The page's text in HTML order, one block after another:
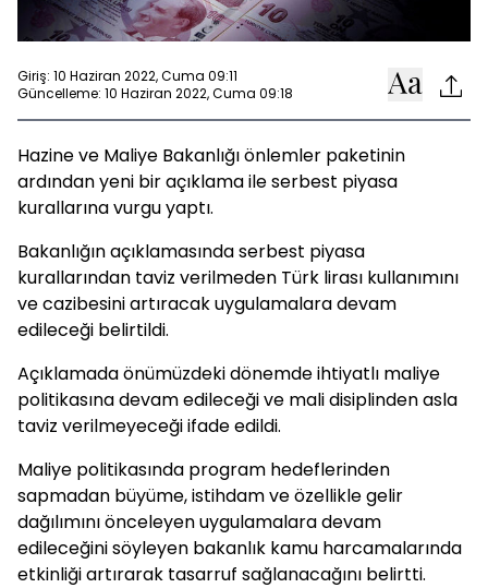
Giriş: 10 Haziran 2022, Cuma 09:11
Güncelleme: 10 Haziran 2022, Cuma 09:18
Hazine ve Maliye Bakanlığı önlemler paketinin
ardından yeni bir açıklama ile serbest piyasa
kurallarına vurgu yaptı.
Bakanlığın açıklamasında serbest piyasa
kurallarından taviz verilmeden Türk lirası kullanımını
ve cazibesini artıracak uygulamalara devam
edileceği belirtildi.
Açıklamada önümüzdeki dönemde ihtiyatlı maliye
politikasına devam edileceği ve mali disiplinden asla
taviz verilmeyeceği ifade edildi.
Maliye politikasında program hedeflerinden
sapmadan büyüme, istihdam ve özellikle gelir
dağılımını önceleyen uygulamalara devam
edileceğini söyleyen bakanlık kamu harcamalarında
etkinliği artırarak tasarruf sağlanacağını belirtti.